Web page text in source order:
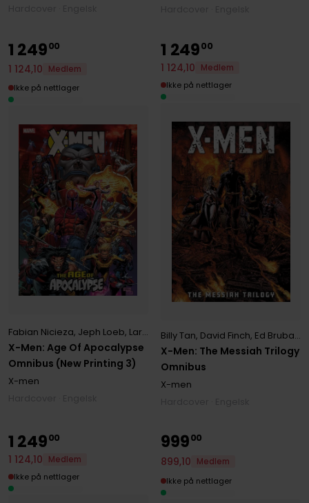
X-Men: Age Of Apocalypse
Omnibus (New Printing 3)
Fabian Nicieza, Jeph Loeb, Larry Hama
X-men
1 24900
1 124,10
Medlem
Ikke på nettlager
X-Men: The Messiah Trilogy
Omnibus
Billy Tan, David Finch, Ed Brubaker
X-men
1 24900
1 124,10
Medlem
Ikke på nettlager
1 24900
1 124,10
Medlem
Ikke på nettlager
99900
899,10
Medlem
Ikke på nettlager